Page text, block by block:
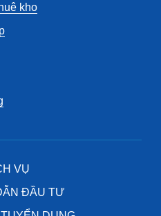
kho
VỤ
ĐẦU TƯ